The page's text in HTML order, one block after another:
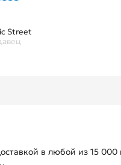
Street
в любой из 15 000